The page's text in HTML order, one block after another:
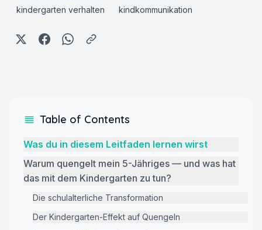
kindergarten verhalten
kindkommunikation
Table of Contents
Was du in diesem Leitfaden lernen wirst
Warum quengelt mein 5-Jähriges — und was hat
das mit dem Kindergarten zu tun?
Die schulalterliche Transformation
Der Kindergarten-Effekt auf Quengeln